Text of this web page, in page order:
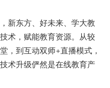
东方、好未来、学大教
术，赋能教育资源。从较
，到互动双师+直播模式，
术升级俨然是在线教育产